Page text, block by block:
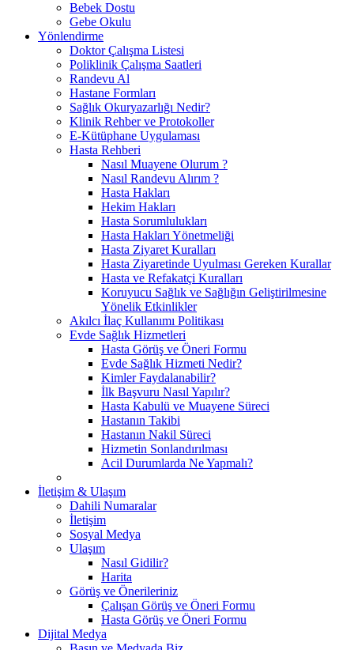
Bebek Dostu
Gebe Okulu
Yönlendirme
Doktor Çalışma Listesi
Poliklinik Çalışma Saatleri
Randevu Al
Hastane Formları
Sağlık Okuryazarlığı Nedir?
Klinik Rehber ve Protokoller
E-Kütüphane Uygulaması
Hasta Rehberi
Nasıl Muayene Olurum ?
Nasıl Randevu Alırım ?
Hasta Hakları
Hekim Hakları
Hasta Sorumlulukları
Hasta Hakları Yönetmeliği
Hasta Ziyaret Kuralları
Hasta Ziyaretinde Uyulması Gereken Kurallar
Hasta ve Refakatçi Kuralları
Koruyucu Sağlık ve Sağlığın Geliştirilmesine
Yönelik Etkinlikler
Akılcı İlaç Kullanımı Politikası
Evde Sağlık Hizmetleri
Hasta Görüş ve Öneri Formu
Evde Sağlık Hizmeti Nedir?
Kimler Faydalanabilir?
İlk Başvuru Nasıl Yapılır?
Hasta Kabulü ve Muayene Süreci
Hastanın Takibi
Hastanın Nakil Süreci
Hizmetin Sonlandırılması
Acil Durumlarda Ne Yapmalı?
İletişim & Ulaşım
Dahili Numaralar
İletişim
Sosyal Medya
Ulaşım
Nasıl Gidilir?
Harita
Görüş ve Önerileriniz
Çalışan Görüş ve Öneri Formu
Hasta Görüş ve Öneri Formu
Dijital Medya